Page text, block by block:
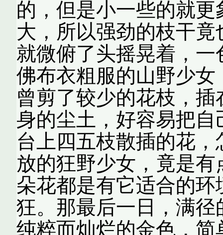
的，但是小一些的就
大，所以强劲的枝干
就微俯了头摇晃着，
佛布衣粗服的山野少
曾剪了较少的花枝，
身的尘土，好容易把
台上四五枝散插的花
放的狂野少女，竟是
朵花都是有它适合的
狂。那最后一日，满
纯粹而灿烂的金色，